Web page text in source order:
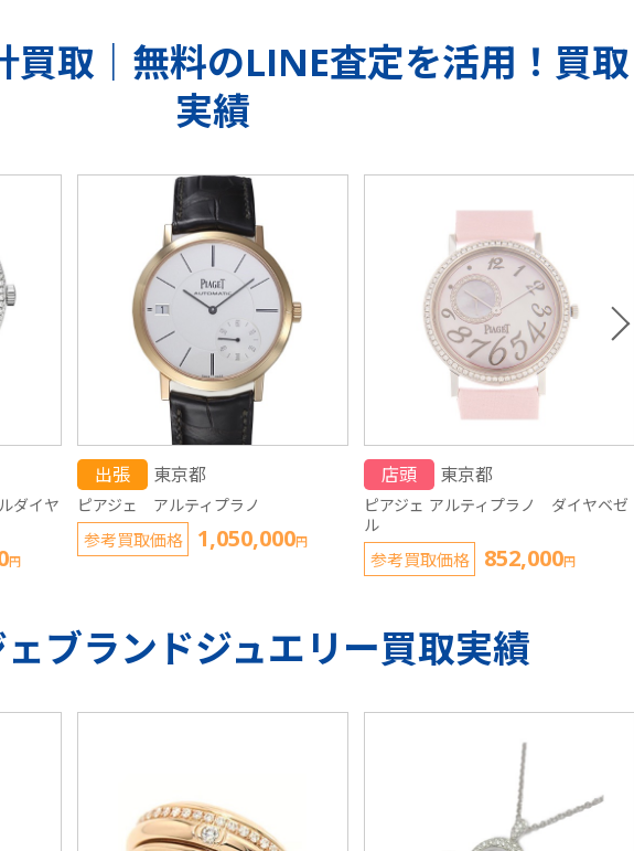
買取｜無料のLINE査定を活用！買取
実績
ダイヤ
円
出張 東京都
ピアジェ アルティプラノ
参考買取価格 1,050,000円
店頭 東京都
ピアジェ アルティプラノ ダイヤベゼ
ル
参考買取価格 852,000円
ブランドジュエリー買取実績